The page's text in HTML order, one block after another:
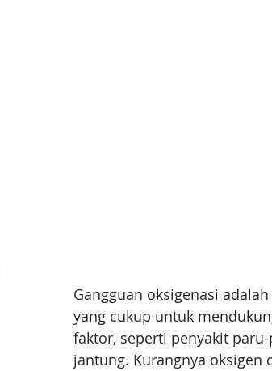
Gangguan oksigenasi
yang cukup untuk
faktor, seperti penyakit
jantung. Kurangnya oksigen